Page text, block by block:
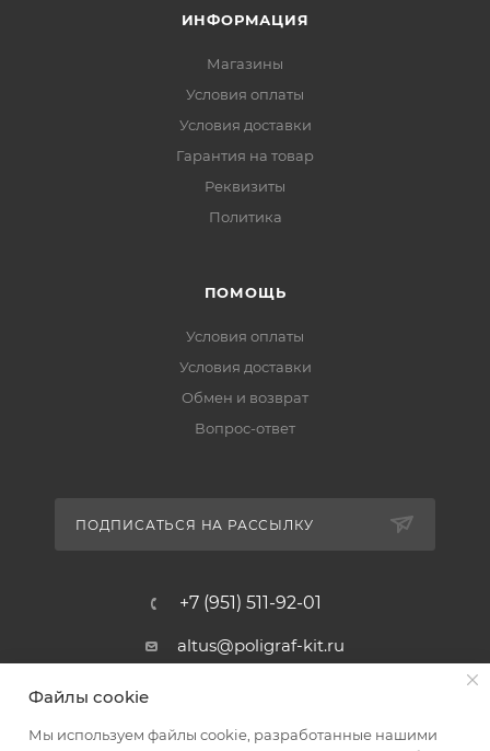
ИНФОРМАЦИЯ
Магазины
Условия оплаты
Условия доставки
Гарантия на товар
Реквизиты
Политика
ПОМОЩЬ
Условия оплаты
Условия доставки
Обмен и возврат
Вопрос-ответ
ПОДПИСАТЬСЯ НА РАССЫЛКУ
+7 (951) 511-92-01
altus@poligraf-kit.ru
Магазин-склад ТЦ "Альтус"
пос. Янтарный, Малое Зеленое
Файлы cookie
Мы используем файлы cookie, разработанные нашими